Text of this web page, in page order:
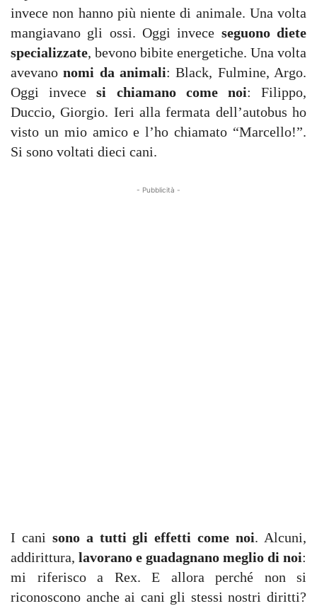
invece non hanno più niente di animale. Una volta
mangiavano gli ossi. Oggi invece seguono diete
specializzate, bevono bibite energetiche. Una volta
avevano nomi da animali: Black, Fulmine, Argo.
Oggi invecesi chiamano come noi: Filippo,
Duccio, Giorgio. Ieri alla fermata dell’autobus ho
visto un mio amico e l’ho chiamato “Marcello!”.
Si sono voltati dieci cani.
- Pubblicità -
I cani sono a tutti gli effetti come noi. Alcuni,
addirittura, lavorano e guadagnano meglio di noi:
mi riferisco a Rex. E allora perché non si
riconoscono anche ai cani gli stessi nostri diritti?